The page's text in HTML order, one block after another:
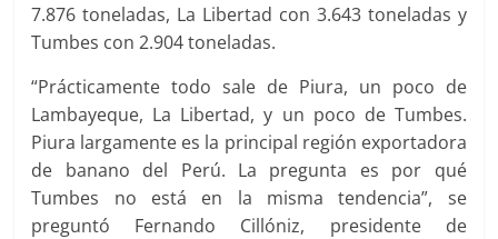
7.876 toneladas, La Libertad con 3.643 toneladas y
Tumbes con 2.904 toneladas.
“Prácticamente todo sale de Piura, un poco de
Lambayeque, La Libertad, y un poco de Tumbes.
Piura largamente es la principal región exportadora
de banano del Perú. La pregunta es por qué
Tumbes no está en la misma tendencia”, se
preguntó Fernando Cillóniz, presidente de